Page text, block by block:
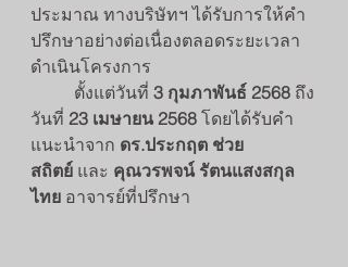
ประมาณ ทางบริษัทฯ ได้รับการให้คำ
ปรึกษาอย่างต่อเนื่องตลอดระยะเวลา
ดำเนินโครงการ
	ตั้งแต่วันที่
3 กุมภาพันธ์ 2568 ถึง
วันที่ 23 เมษายน 2568 โดยได้รับคำ
แนะนำจาก ดร.ประกฤต ช่วย
สถิตย์ และ คุณวรพจน์ รัตนแสงสกุล
ไทย อาจารย์ที่ปรึกษา